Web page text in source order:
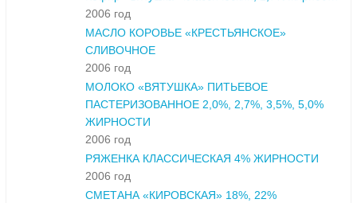
2006 год
МАСЛО КОРОВЬЕ «КРЕСТЬЯНСКОЕ»
СЛИВОЧНОЕ
2006 год
МОЛОКО «ВЯТУШКА» ПИТЬЕВОЕ
ПАСТЕРИЗОВАННОЕ 2,0%, 2,7%, 3,5%, 5,0%
ЖИРНОСТИ
2006 год
РЯЖЕНКА КЛАССИЧЕСКАЯ 4% ЖИРНОСТИ
2006 год
СМЕТАНА «КИРОВСКАЯ» 18%, 22%